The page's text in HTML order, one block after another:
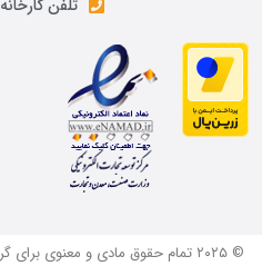
تلفن کارخانه : ٣٦٨٤٥٠٥٠
© ۲۰۲۵ تمام حقوق مادی و معنوی برای گروه صنعتی